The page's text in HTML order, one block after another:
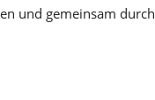
und gemeinsam durch